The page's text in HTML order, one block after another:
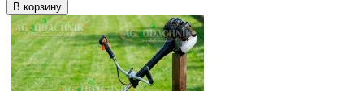
В корзину